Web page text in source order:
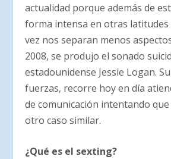
actualidad porque además de
forma intensa en otras latitudes
vez nos separan menos
2008, se produjo el sonado
estadounidense Jessie Logan.
fuerzas, recorre hoy en día
de comunicación intentando
otro caso similar.
¿Qué es el sexting?